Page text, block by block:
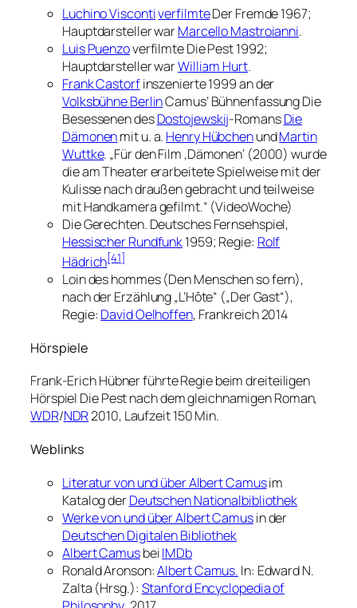
Luchino ViscontiverfilmteDer Fremde1967;
Hauptdarsteller warMarcello Mastroianni.
Luis PuenzoverfilmteDie Pest1992;
Hauptdarsteller warWilliam Hurt.
Frank Castorfinszenierte 1999 an der
Volksbühne BerlinCamus’ BühnenfassungDie
BesessenendesDostojewskij-RomansDie
Dämonenmit u. a. Henry HübchenundMartin
Wuttke. „Für den Film ‚Dämonen‘ (2000) wurde
die am Theater erarbeitete Spielweise mit der
Kulisse nach draußen gebracht und teilweise
mit Handkamera gefilmt.“ (VideoWoche)
Die Gerechten. Deutsches Fernsehspiel,
Hessischer Rundfunk1959; Regie: Rolf
Hädrich[41]
Loin des hommes(Den Menschen so fern),
nach der Erzählung „L’Hôte“ („Der Gast“),
Regie: David Oelhoffen, Frankreich 2014
Hörspiele
Frank-Erich Hübner führte Regie beim dreiteiligen
Hörspiel Die Pestnach dem gleichnamigen Roman,
WDR/NDR2010, Laufzeit 150 Min.
Weblinks
Literatur von und über Albert Camusim
Katalog derDeutschen Nationalbibliothek
Werke von und über Albert Camusin der
Deutschen Digitalen Bibliothek
Albert CamusbeiIMDb
Ronald Aronson:Albert Camus. In: Edward N.
Zalta (Hrsg.): Stanford Encyclopedia of